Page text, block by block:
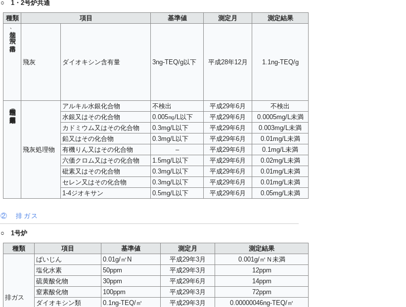
○ 1・2号炉共通
種類 項目 基準値 測定月 測定結果
焼却灰、飛灰の排出基準
飛灰 ダイオキシン含有量 3ng-TEQ/g以下 平成28年12月 1.1ng-TEQ/g
飛灰処理物の重金属類溶出基準
飛灰処理物
アルキル水銀化合物 不検出 平成29年6月
不検出
水銀又はその化合物
0.005㎎/L以下 平成29年6月
0.0005mg/L未満
カドミウム又はその化合物
0.3mg/L以下 平成29年6月
0.003mg/L未満
鉛又はその化合物
0.3mg/L以下 平成29年6月
0.01mg/L未満
有機りん又はその化合物
– 平成29年6月
0.1mg/L未満
六価クロム又はその化合物
1.5mg/L以下 平成29年6月
0.02mg/L未満
砒素又はその化合物
0.3mg/L以下 平成29年6月
0.01mg/L未満
セレン又はその化合物
0.3mg/L以下 平成29年6月
0.01mg/L未満
1-4ジオキサン
0.5mg/L以下 平成29年6月 0.05mg/L未満
② 排ガス
○ 1号炉
種類 項目 基準値 測定月 測定結果
排ガス
ばいじん 0.01g/㎥N 平成29年3月
0.001g/㎥Ｎ未満
塩化水素
50ppm 平成29年3月
12ppm
硫黄酸化物
30ppm 平成29年6月
14ppm
窒素酸化物
100ppm 平成29年3月
72ppm
ダイオキシン類
0.1ng-TEQ/㎥ 平成29年3月
0.00000046ng-TEQ/㎥